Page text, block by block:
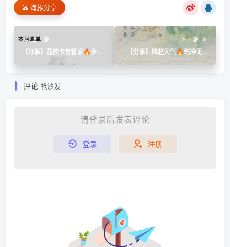
海报分享
上一篇
【分享】荔枝卡包管家🔥多账
本记账统计🔥情侣专属互动打
下一篇
【分享】风轻天气🔥纯净无广
告🔥国风插画清爽看天气🔥
评论 抢沙发
请登录后发表评论
登录 注册